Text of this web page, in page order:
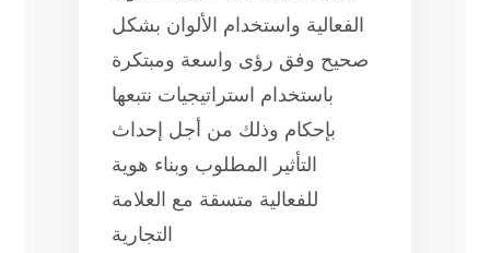
الفعالية واستخدام الألوان بشكل
صحيح وفق رؤى واسعة ومبتكرة
باستخدام استراتيجيات نتبعها
بإحكام وذلك من أجل إحداث
التأثير المطلوب وبناء هوية
للفعالية متسقة مع العلامة
التجارية